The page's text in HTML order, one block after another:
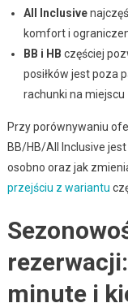
All Inclusive
komfort i
BB i HB częściej
posiłków jest poza
rachunki na miejscu
Przy porównywaniu
BB/HB/All Inclusive
osobno oraz jak
przejściu z wariantu
minute i